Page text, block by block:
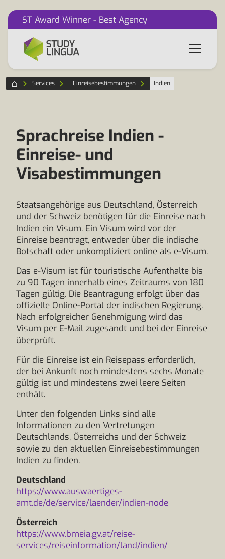
ST Award Winner - Best Agency
Services Einreisebestimmungen Indien
Sprachreise Indien -
Einreise- und
Visabestimmungen
Staatsangehörige aus Deutschland, Österreich
und der Schweiz benötigen für die Einreise nach
Indien ein Visum. Ein Visum wird vor der
Einreise beantragt, entweder über die indische
Botschaft oder unkompliziert online als e-Visum.
Das e-Visum ist für touristische Aufenthalte bis
zu 90 Tagen innerhalb eines Zeitraums von 180
Tagen gültig. Die Beantragung erfolgt über das
offizielle Online-Portal der indischen Regierung.
Nach erfolgreicher Genehmigung wird das
Visum per E-Mail zugesandt und bei der Einreise
überprüft.
Für die Einreise ist ein Reisepass erforderlich,
der bei Ankunft noch mindestens sechs Monate
gültig ist und mindestens zwei leere Seiten
enthält.
Unter den folgenden Links sind alle
Informationen zu den Vertretungen
Deutschlands, Österreichs und der Schweiz
sowie zu den aktuellen Einreisebestimmungen
Indien zu finden.
Deutschland
https://www.auswaertiges-
amt.de/de/service/laender/indien-node
Österreich
https://www.bmeia.gv.at/reise-
services/reiseinformation/land/indien/